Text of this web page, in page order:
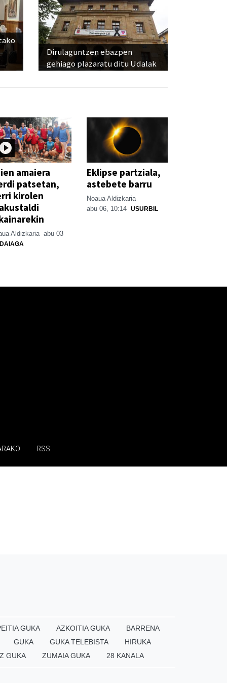
Dirulaguntzen ebazpen
gehiago plazaratu ditu Udalak
amaiera
patsetan,
kirolen
Aldizkaria abu 03
Eklipse partziala,
astebete barru
Noaua Aldizkaria
abu 06, 10:14 USURBIL
RSS
GUKA AZKOITIA GUKA
BARRENA
GUKA
GUKA TELEBISTA
HIRUKA
GUKA
ZUMAIA GUKA 28 KANALA